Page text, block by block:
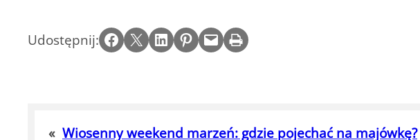
Udostępnij: Share on Facebook Email this Page Share on LinkedIn Share on Pinterest Email this Page Print this Page
« Wiosenny weekend marzeń: gdzie pojechać na majówkę?